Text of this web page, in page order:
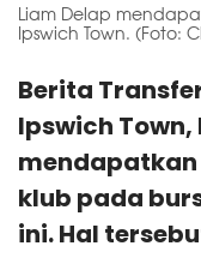
Liam Delap
Ipswich Town. (Foto:
Berita
Ipswich Town,
klub pada
ini. Hal